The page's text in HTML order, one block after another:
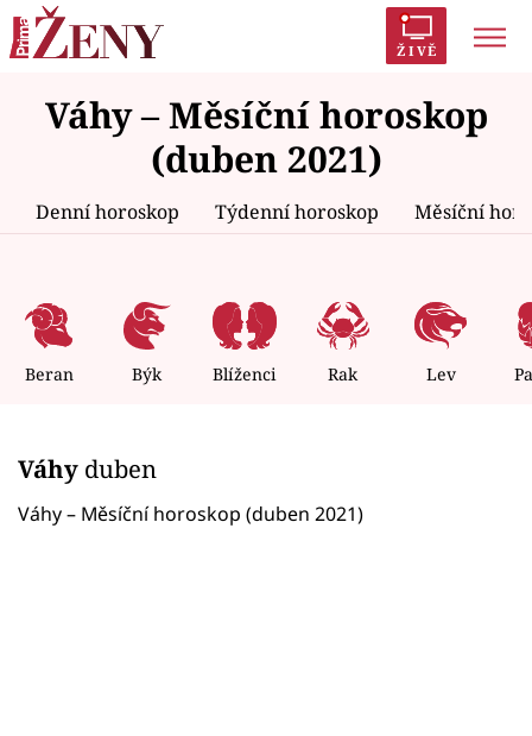
ŽIVĚ
Trendy: Polabí Inspekce Prostřeno!
AYTO?
Zrádci Proměny
Témata
Celebrity
Seriály
Váhy – Měsíční horoskop
(duben 2021)
Denní horoskop Týdenní horoskop Měsíční
Beran Býk Blíženci Rak Lev
Váhy duben
Váhy – Měsíční horoskop (duben 2021)